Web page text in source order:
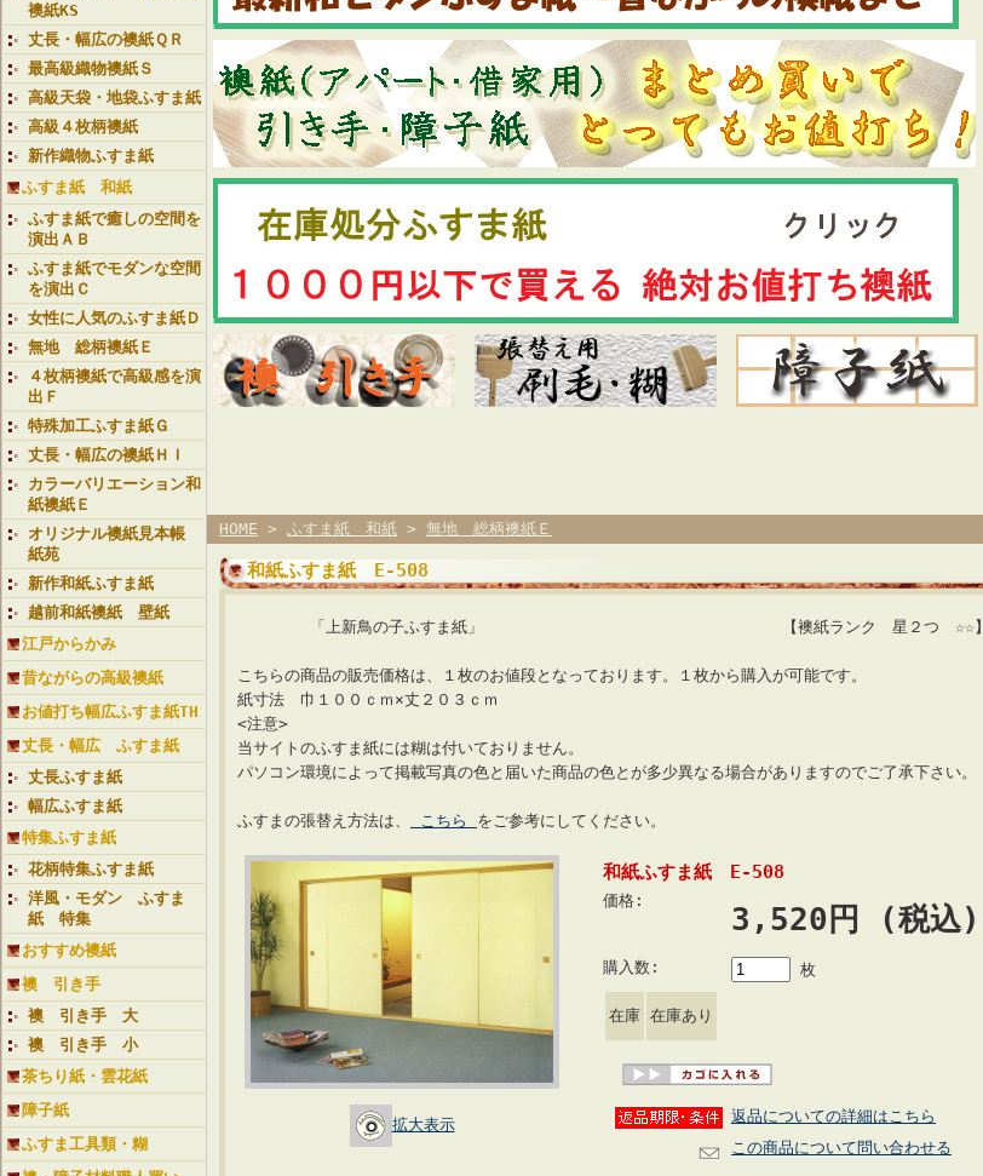
襖紙KS
丈長・幅広の襖紙ＱＲ
最高級織物襖紙Ｓ
高級天袋・地袋ふすま紙
高級４枚柄襖紙
新作織物ふすま紙
ふすま紙 和紙
ふすま紙で癒しの空間を
演出ＡＢ
ふすま紙でモダンな空間
を演出Ｃ
女性に人気のふすま紙Ｄ
無地 総柄襖紙Ｅ
４枚柄襖紙で高級感を演
出Ｆ
特殊加工ふすま紙Ｇ
丈長・幅広の襖紙ＨＩ
カラーバリエーション和
紙襖紙Ｅ
オリジナル襖紙見本帳
紙苑
新作和紙ふすま紙
越前和紙襖紙 壁紙
江戸からかみ
昔ながらの高級襖紙
お値打ち幅広ふすま紙TH
丈長・幅広 ふすま紙
丈長ふすま紙
幅広ふすま紙
特集ふすま紙
花柄特集ふすま紙
洋風・モダン ふすま
紙 特集
おすすめ襖紙
襖 引き手
襖 引き手 大
襖 引き手 小
茶ちり紙・雲花紙
障子紙
ふすま工具類・糊
HOME > ふすま紙 和紙 > 無地 総柄襖紙Ｅ
和紙ふすま紙 E-508
「上新鳥の子ふすま紙」 【襖紙ランク 星２つ ☆☆】
こちらの商品の販売価格は、１枚のお値段となっております。１枚から購入が可能です。
紙寸法 巾１００ｃｍ×丈２０３ｃｍ
<注意>
当サイトのふすま紙には糊は付いておりません。
パソコン環境によって掲載写真の色と届いた商品の色とが多少異なる場合がありますのでご了承下さい。
ふすまの張替え方法は、 こちら をご参考にしてください。
拡大表示
和紙ふすま紙 E-508
価格:
3,520円 (税込)
購入数: 枚
在庫 在庫あり
返品についての詳細はこちら
この商品について問い合わせる